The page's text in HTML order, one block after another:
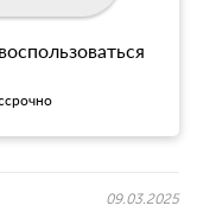
09.03.2025